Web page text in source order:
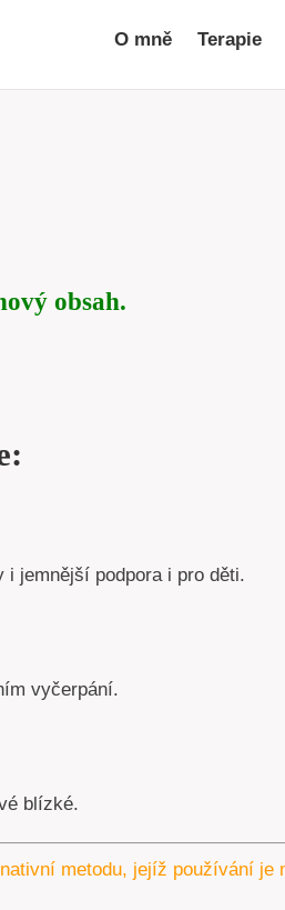
O mně Terapie
obsah.
jemnější podpora i pro děti.
vyčerpání.
blízké.
metodu, jejíž používání je